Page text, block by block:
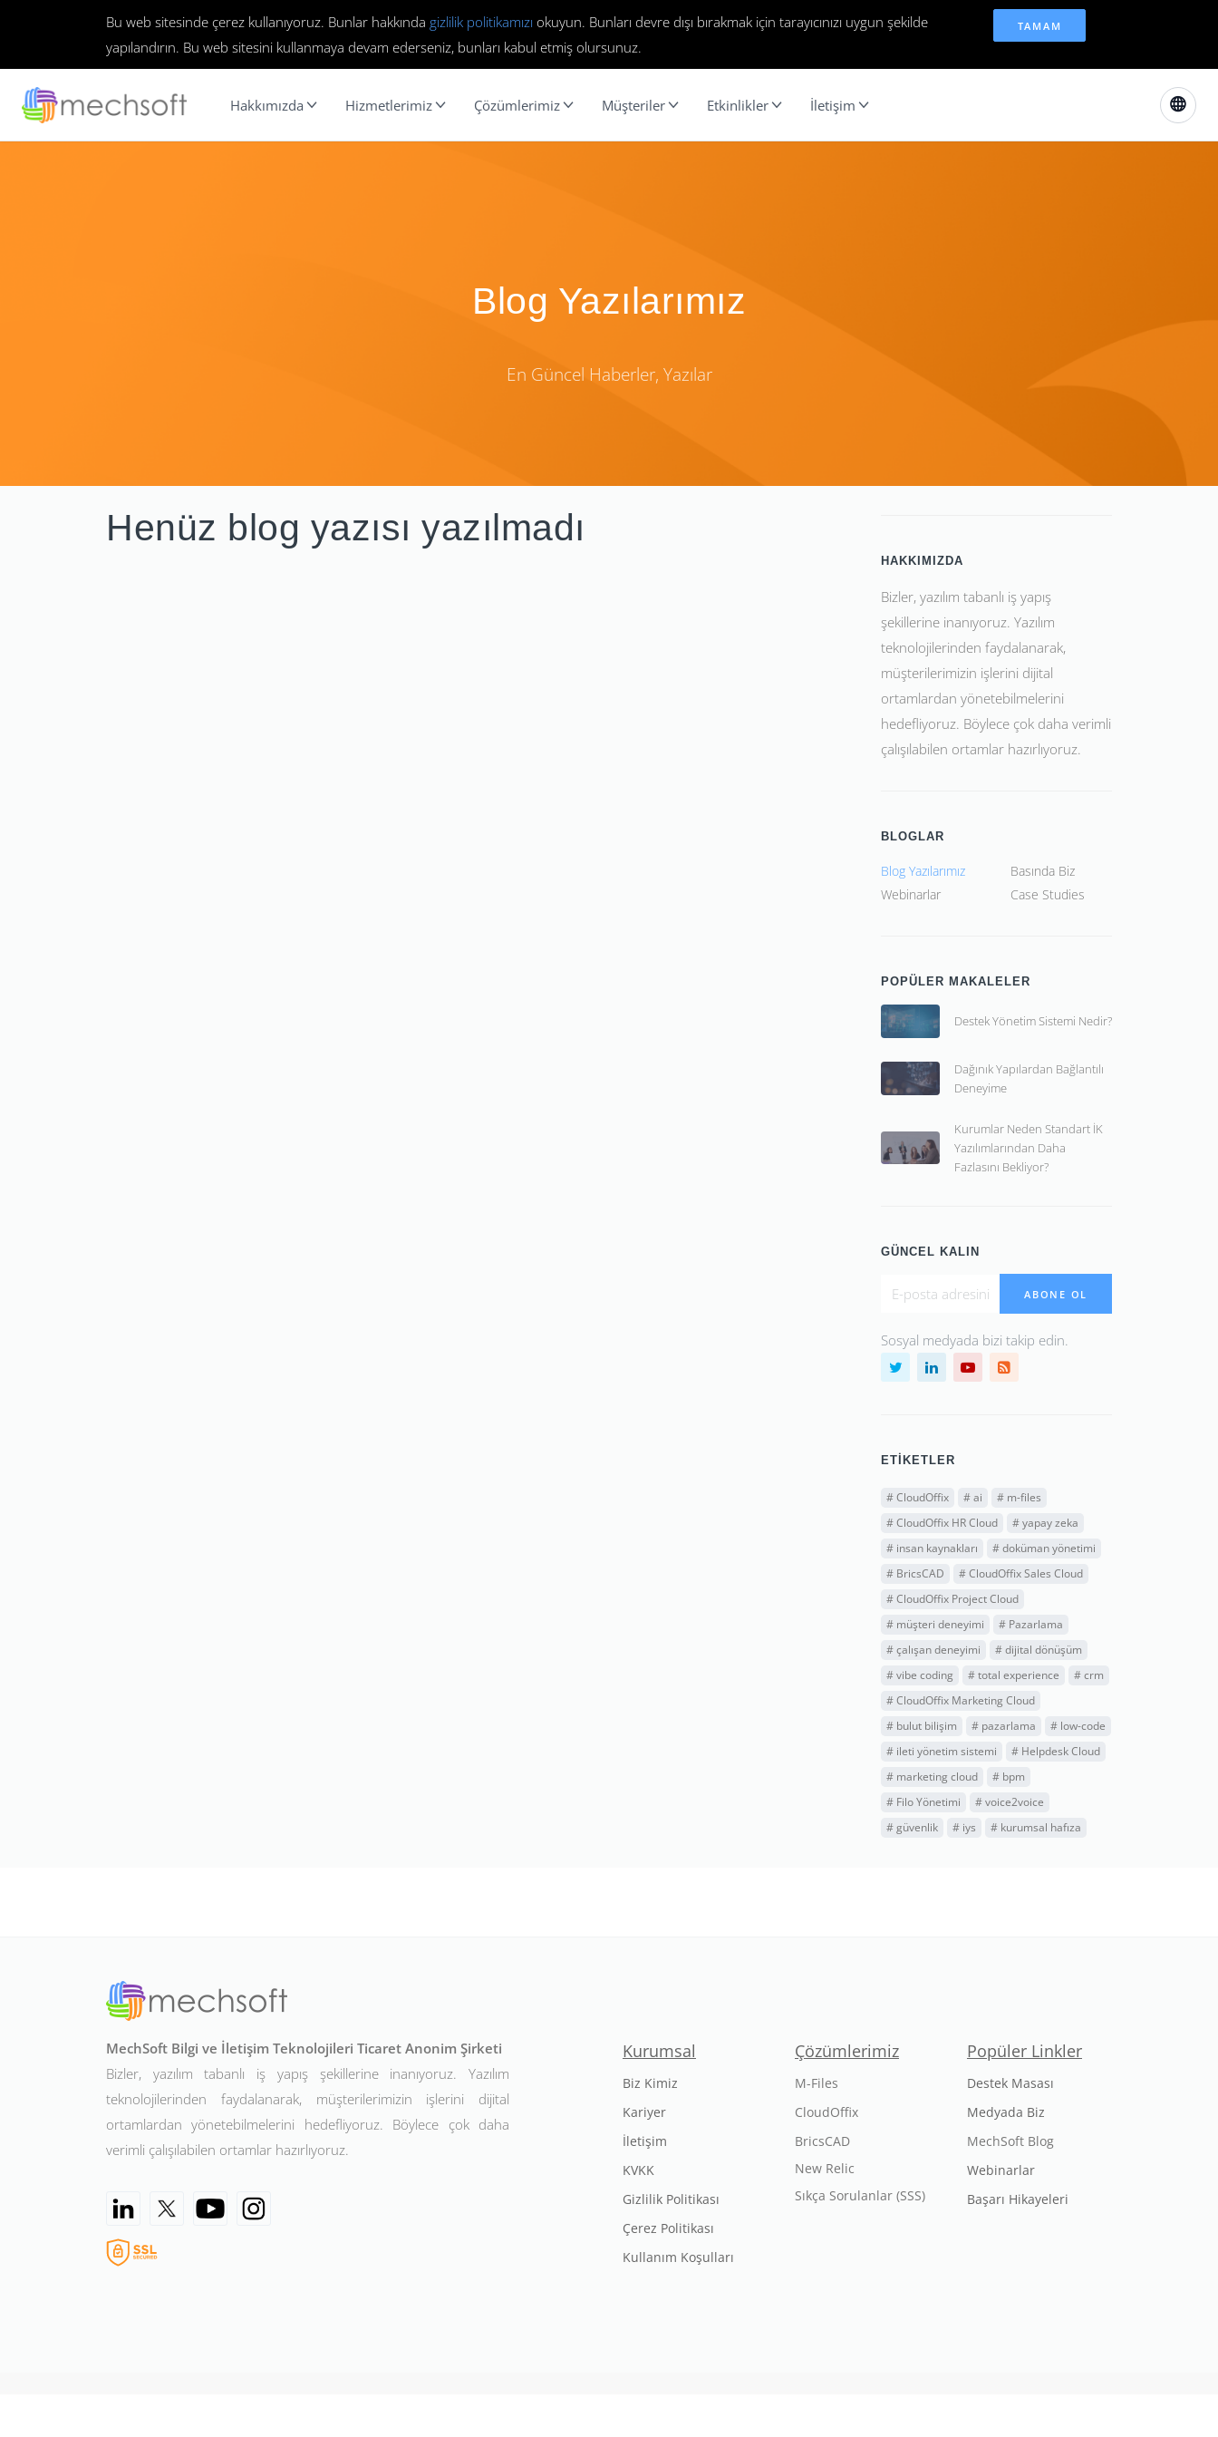
Bu web sitesinde çerez kullanıyoruz. Bunlar hakkında gizlilik politikamızı okuyun. Bunları devre dışı bırakmak için tarayıcınızı uygun şekilde
yapılandırın. Bu web sitesini kullanmaya devam ederseniz, bunları kabul etmiş olursunuz.
TAMAM
Hakkımızda Hizmetlerimiz Çözümlerimiz Müşteriler Etkinlikler İletişim
Blog Yazılarımız
En Güncel Haberler, Yazılar
Henüz blog yazısı yazılmadı
HAKKIMIZDA
Bizler, yazılım tabanlı iş yapış
şekillerine inanıyoruz. Yazılım
teknolojilerinden faydalanarak,
müşterilerimizin işlerini dijital
ortamlardan yönetebilmelerini
hedefliyoruz. Böylece çok daha verimli
çalışılabilen ortamlar hazırlıyoruz.
BLOGLAR
Blog Yazılarımız
Basında Biz
Webinarlar
Case Studies
POPÜLER MAKALELER
Destek Yönetim Sistemi Nedir?
Dağınık Yapılardan Bağlantılı
Deneyime
Kurumlar Neden Standart İK
Yazılımlarından Daha
Fazlasını Bekliyor?
GÜNCEL KALIN
ABONE OL
Sosyal medyada bizi takip edin.
ETIKETLER
#CloudOffix #ai # m-files
#CloudOffix HR Cloud #yapay zeka
# insan kaynakları #doküman yönetimi
# BricsCAD #CloudOffix Sales Cloud
#CloudOffix Project Cloud
# müşteri deneyimi # Pazarlama
#çalışan deneyimi #dijital dönüşüm
#vibe coding #total experience #crm
#CloudOffix Marketing Cloud
# bulut bilişim # pazarlama # low-code
# ileti yönetim sistemi # Helpdesk Cloud
# marketing cloud # bpm
# Filo Yönetimi #voice2voice
#güvenlik # iys # kurumsal hafıza
MechSoft Bilgi ve İletişim Teknolojileri Ticaret Anonim Şirketi
Bizler, yazılım tabanlı iş yapış şekillerine inanıyoruz. Yazılım
teknolojilerinden faydalanarak, müşterilerimizin işlerini dijital
ortamlardan yönetebilmelerini hedefliyoruz. Böylece çok daha
verimli çalışılabilen ortamlar hazırlıyoruz.
Kurumsal
Biz Kimiz
Kariyer
İletişim
KVKK
Gizlilik Politikası
Çerez Politikası
Kullanım Koşulları
Çözümlerimiz
M-Files
CloudOffix
BricsCAD
New Relic
Sıkça Sorulanlar (SSS)
Popüler Linkler
Destek Masası
Medyada Biz
MechSoft Blog
Webinarlar
Başarı Hikayeleri